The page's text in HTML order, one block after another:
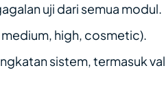
uji dari semua modul.
high, cosmetic).
sistem, termasuk